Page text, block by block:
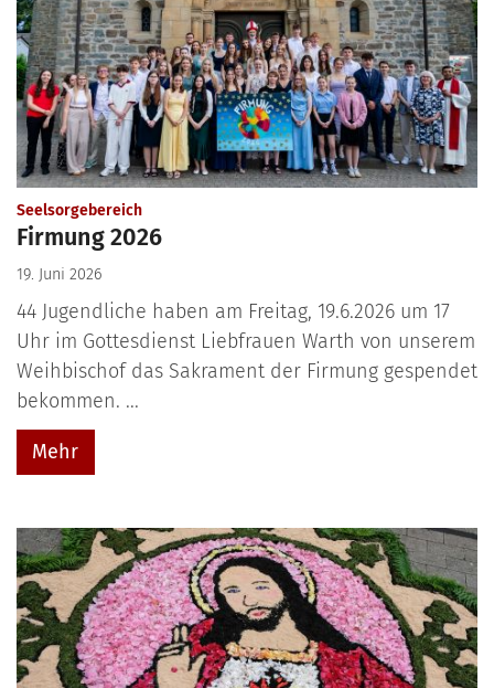
Seelsorgebereich:
Firmung 2026
19. Juni 2026
44 Jugendliche haben am Freitag, 19.6.2026 um 17
Uhr im Gottesdienst Liebfrauen Warth von unserem
Weihbischof das Sakrament der Firmung gespendet
bekommen. ...
Mehr